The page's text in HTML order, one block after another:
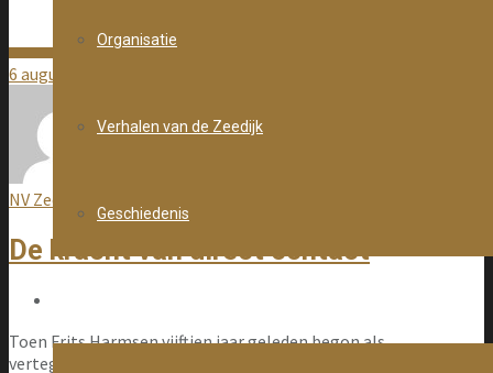
Organisatie
Verhalen van de Zeedijk
Geschiedenis
6 augustus 2026
NV Zeedijk redacteur
De kracht van direct contact
Toen Frits Harmsen vijftien jaar geleden begon als
vertegenwoordiger van Ymere bij NV Zeedijk, rolde hij er min of